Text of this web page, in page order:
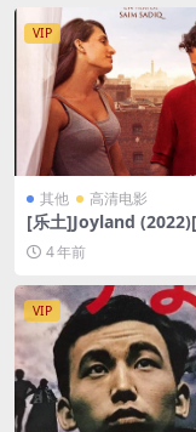
VIP
其他 高清电影
[乐土]Joyland
盘+迅雷云盘资源
未删减][MP4/8GB][
4 年前
VIP